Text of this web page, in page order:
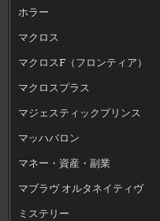
ホラー
マクロス
マクロスF（フロンティア）
マクロスプラス
マジェスティックプリンス
マッハバロン
マネー・資産・副業
マブラヴ オルタネイティヴ
ミステリー